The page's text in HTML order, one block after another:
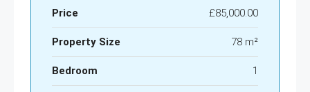
Price £85,000.00
Property Size 78 m²
Bedroom 1